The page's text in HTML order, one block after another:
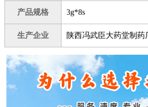
产品规格 3g*8s
生产企业 陕西冯武臣大药堂制药